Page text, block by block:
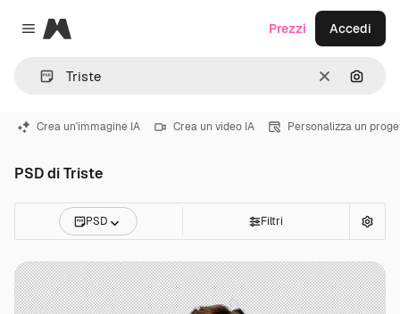
Close menu
Magnific
CancellaCerca
Prezzi Accedi
Crea un'immagine IA Crea un video IA Personalizza un
PSD di Triste
PSD Filtri